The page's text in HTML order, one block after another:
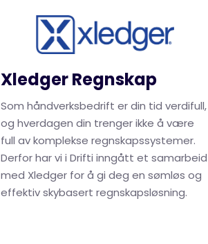
Xledger Regnskap
Som håndverksbedrift er din tid verdifull,
og hverdagen din trenger ikke å være
full av komplekse regnskapssystemer.
Derfor har vi i Drifti inngått et samarbeid
med Xledger for å gi deg en sømløs og
effektiv skybasert regnskapsløsning.